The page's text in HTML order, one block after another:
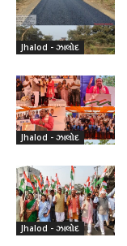
Jhalod - ઝાલોદ
Jhalod - ઝાલોદ
Jhalod - ઝાલોદ